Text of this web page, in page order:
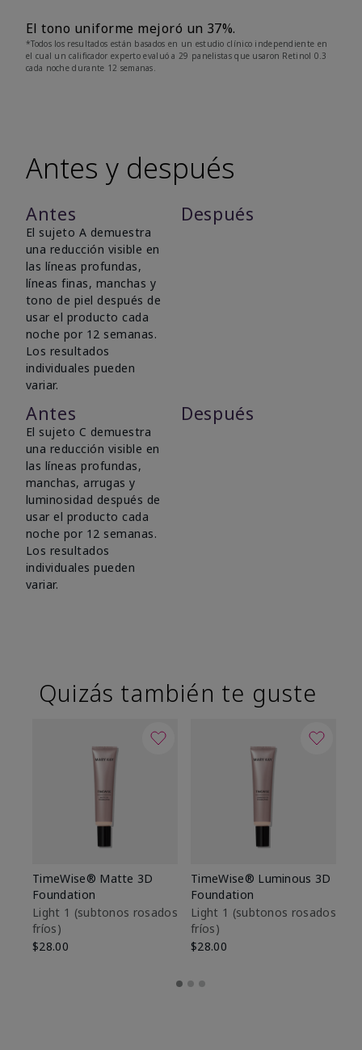
El tono uniforme mejoró un 37%.
*Todos los resultados están basados en un estudio clínico independiente en
el cual un calificador experto evaluó a 29 panelistas que usaron Retinol 0.3
cada noche durante 12 semanas.
Antes y después
Antes Después
El sujeto A demuestra
una reducción visible en
las líneas profundas,
líneas finas, manchas y
tono de piel después de
usar el producto cada
noche por 12 semanas.
Los resultados
individuales pueden
variar.
Antes Después
El sujeto C demuestra
una reducción visible en
las líneas profundas,
manchas, arrugas y
luminosidad después de
usar el producto cada
noche por 12 semanas.
Los resultados
individuales pueden
variar.
Quizás también te guste
TimeWise® Matte 3D
Foundation
Light 1​ (subtonos rosados
fríos)
$28.00
TimeWise® Luminous 3D
Foundation
Light 1​ (subtonos rosados
fríos)
$28.00